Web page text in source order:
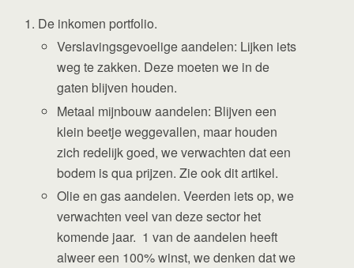
De inkomen portfolio.
Verslavingsgevoelige aandelen: Lijken iets
weg te zakken. Deze moeten we in de
gaten blijven houden.
Metaal mijnbouw aandelen: Blijven een
klein beetje weggevallen, maar houden
zich redelijk goed, we verwachten dat een
bodem is qua prijzen. Zie ook dit artikel.
Olie en gas aandelen. Veerden iets op, we
verwachten veel van deze sector het
komende jaar. 1 van de aandelen heeft
alweer een 100% winst, we denken dat we